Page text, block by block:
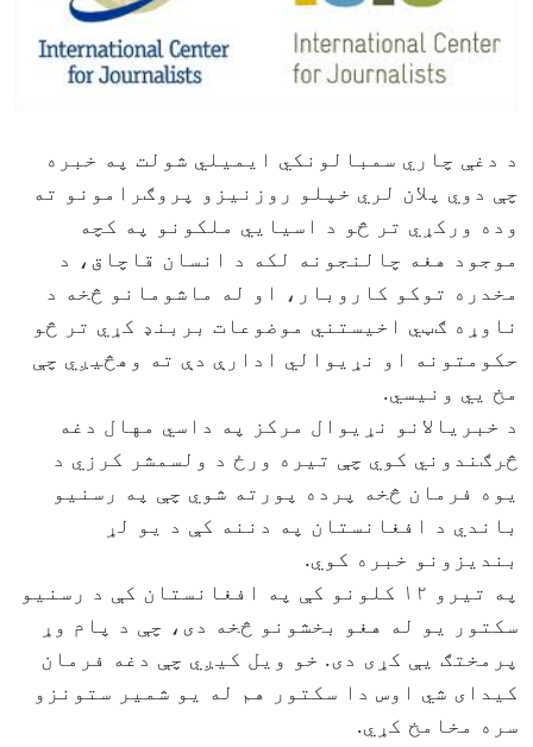
د دغې چاري سمبالونکي ایمیلي شولت په خبره
چې دوي پلان لري خپلو روزنیزو پروګرامونو ته
وده ورکړي تر څو د اسیایي ملکونو په کچه
موجود هغه چالنجونه لکه د انسان قاچاق، د
مخدره توکو کاروبار، او له ماشومانو څخه د
ناوړه ګټي اخیستني موضوعات بربنډ کړي تر څو
حکومتونه او نړیوالي ادارې دې ته وهڅیږي چې
مخ یي ونیسي.
د خبریالانو نړیوال مرکز په داسي مهال دغه
څرګندوني کوي چې تیره ورځ د ولسمشر کرزي د
یوه فرمان څخه پرده پورته شوي چې په رسنیو
باندي د افغانستان په دننه کې د یو لړ
بندیزونو خبره کوي.
په تیرو ۱۲ کلونو کې په افغانستان کې د رسنیو
سکتور یو له هغو بخشونو څخه دی، چې د پام وړ
پرمختګ یې کړی دی. خو ویل کیږي چې دغه فرمان
کیدای شي اوس دا سکتور هم له یو شمیر ستونزو
سره مخامخ کړي.